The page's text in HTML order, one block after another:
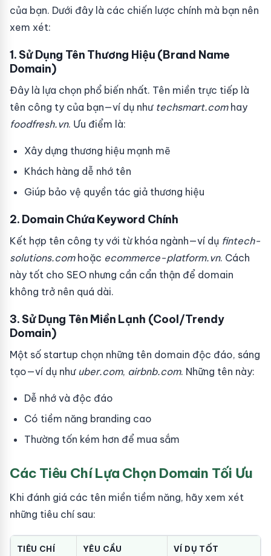
của bạn. Dưới đây là các chiến lược chính mà bạn nên
xem xét:
1. Sử Dụng Tên Thương Hiệu (Brand Name
Domain)
Đây là lựa chọn phổ biến nhất. Tên miền trực tiếp là
tên công ty của bạn—ví dụ như techsmart.comhay
foodfresh.vn. Ưu điểm là:
Xây dựng thương hiệu mạnh mẽ
Khách hàng dễ nhớ tên
Giúp bảo vệ quyền tác giả thương hiệu
2. Domain Chứa Keyword Chính
Kết hợp tên công ty với từ khóa ngành—ví dụ fintech-
solutions.comhoặc ecommerce-platform.vn. Cách
này tốt cho SEO nhưng cần cẩn thận để domain
không trở nên quá dài.
3. Sử Dụng Tên Miền Lạnh (Cool/Trendy
Domain)
Một số startup chọn những tên domain độc đáo, sáng
tạo—ví dụ như uber.com, airbnb.com. Những tên này:
Dễ nhớ và độc đáo
Có tiềm năng branding cao
Thường tốn kém hơn để mua sắm
Các Tiêu Chí Lựa Chọn Domain Tối Ưu
Khi đánh giá các tên miền tiềm năng, hãy xem xét
những tiêu chí sau:
TIÊU CHÍ YÊU CẦU VÍ DỤ TỐT